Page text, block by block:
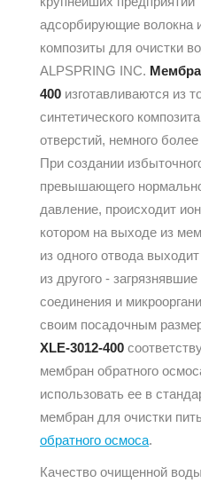
адсорбирующие волокна
композиты для очистки
ALPSPRING INC.
400 изготавливаются из
синтетического
отверстий, немного
При создании
превышающего
давление, происходит
котором на выходе из
из одного отвода
из другого -
соединения и
своим посадочным
XLE-3012-400
мембран обратного
использовать ее в
мембран для очистки
обратного осмоса.
Качество очищенной